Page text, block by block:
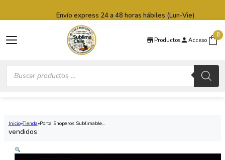
Productos Acceso
0
Búsqueda
productos
Envío express 24 a 48 horas hábiles (Lun-Vie)
Inicio Tienda Porta Shoperos Sublimable...
vendidos